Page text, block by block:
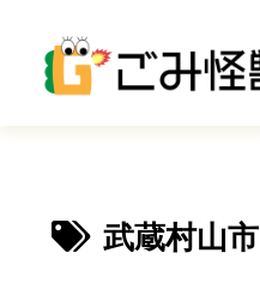
武蔵村山市